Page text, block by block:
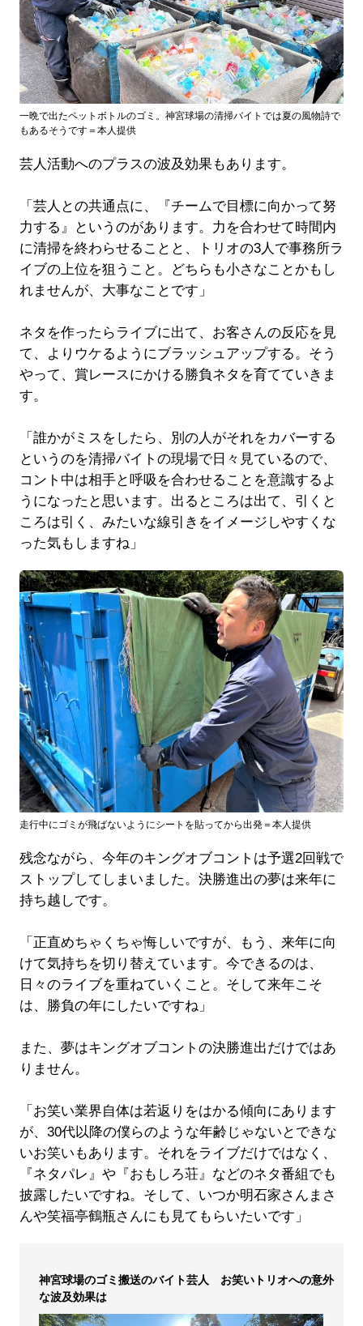
一晩で出たペットボトルのゴミ。神宮球場の清掃バイトでは夏の風物詩で
もあるそうです＝本人提供
芸人活動へのプラスの波及効果もあります。
「芸人との共通点に、『チームで目標に向かって努
力する』というのがあります。力を合わせて時間内
に清掃を終わらせることと、トリオの3人で事務所ラ
イブの上位を狙うこと。どちらも小さなことかもし
れませんが、大事なことです」
ネタを作ったらライブに出て、お客さんの反応を見
て、よりウケるようにブラッシュアップする。そう
やって、賞レースにかける勝負ネタを育てていきま
す。
「誰かがミスをしたら、別の人がそれをカバーする
というのを清掃バイトの現場で日々見ているので、
コント中は相手と呼吸を合わせることを意識するよ
うになったと思います。出るところは出て、引くと
ころは引く、みたいな線引きをイメージしやすくな
った気もしますね」
走行中にゴミが飛ばないようにシートを貼ってから出発＝本人提供
残念ながら、今年のキングオブコントは予選2回戦で
ストップしてしまいました。決勝進出の夢は来年に
持ち越しです。
「正直めちゃくちゃ悔しいですが、もう、来年に向
けて気持ちを切り替えています。今できるのは、
日々のライブを重ねていくこと。そして来年こそ
は、勝負の年にしたいですね」
また、夢はキングオブコントの決勝進出だけではあ
りません。
「お笑い業界自体は若返りをはかる傾向にあります
が、30代以降の僕らのような年齢じゃないとできな
いお笑いもあります。それをライブだけではなく、
『ネタパレ』や『おもしろ荘』などのネタ番組でも
披露したいですね。そして、いつか明石家さんまさ
んや笑福亭鶴瓶さんにも見てもらいたいです」
神宮球場のゴミ搬送のバイト芸人 お笑いトリオへの意外
な波及効果は